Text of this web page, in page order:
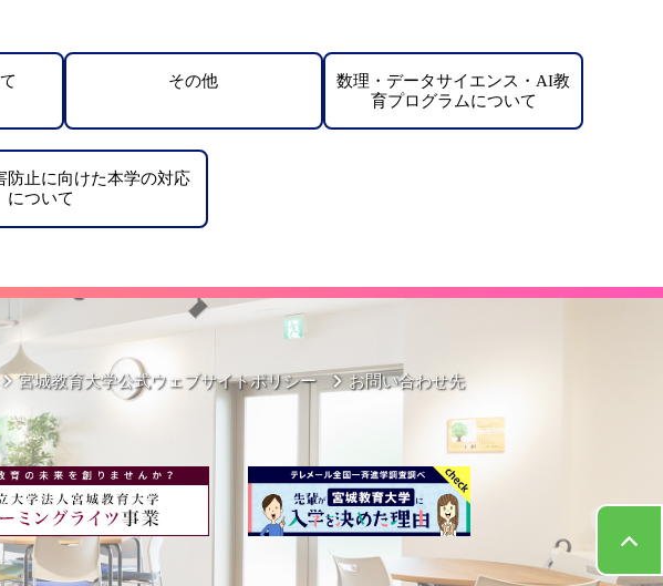
その他
数理・データサイエンス・AI教
育プログラムについて
防止に向けた本学の対応
について
宮城教育大学公式ウェブサイトポリシー お問い合わせ先